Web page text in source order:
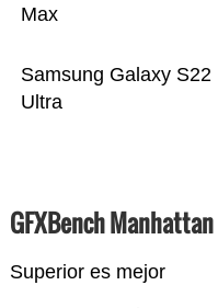
Samsung Galaxy S22
Ultra
Max
GFXBench Manhattan
Superior es mejor